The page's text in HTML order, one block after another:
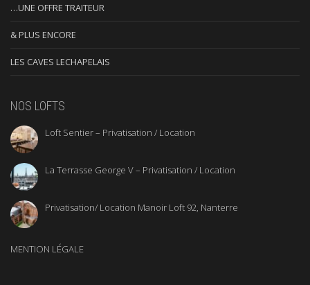
…UNE OFFRE TRAITEUR
& PLUS ENCORE
LES CAVES LECHAPELAIS
NOS LOFTS
Loft Sentier – Privatisation / Location
La Terrasse George V – Privatisation / Location
Privatisation/ Location Manoir Loft 92, Nanterre
MENTION LÉGALE